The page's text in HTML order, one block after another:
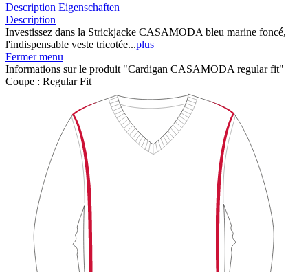
Description Eigenschaften
Description
Investissez dans la Strickjacke CASAMODA bleu marine foncé,
l'indispensable veste tricotée...plus
Fermer menu
Informations sur le produit "Cardigan CASAMODA regular fit"
Coupe : Regular Fit